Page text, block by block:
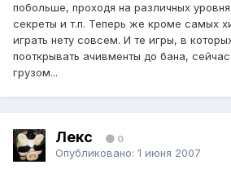
побольше, проходя на различных
секреты и т.п. Теперь же кроме самых
играть нету совсем. И те игры, в
пооткрывать ачивменты до бана,
грузом...
Лекс 0
Опубликовано: 1 июня 2007